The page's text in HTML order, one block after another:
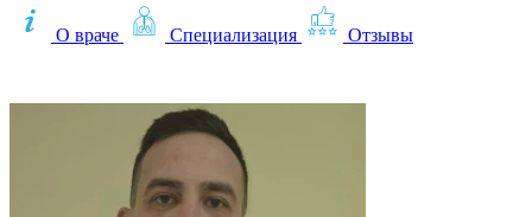
О враче Специализация
Отзывы